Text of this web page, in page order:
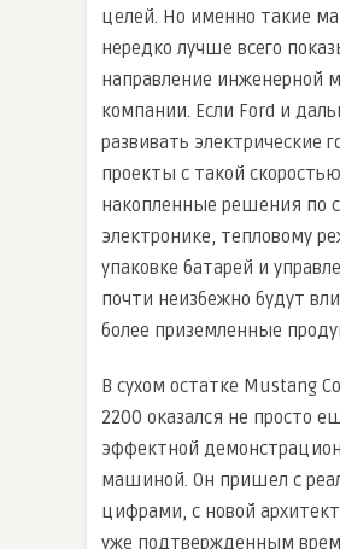
целей. Но именно такие
нередко лучше всего
направление инженерной
компании. Если Ford и
развивать электрические
проекты с такой
накопленные решения по
электронике, тепловому
упаковке батарей и
почти неизбежно будут
более приземленные
В сухом остатке Mustang
2200 оказался не просто
эффектной
машиной. Он пришел с
цифрами, с новой
уже подтвержденным